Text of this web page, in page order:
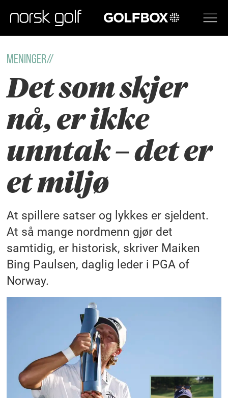
GOLFBOX
MENINGER//
Det som skjer
nå, er ikke
unntak – det er
et miljø
At spillere satser og lykkes er sjeldent.
At så mange nordmenn gjør det
samtidig, er historisk, skriver Maiken
Bing Paulsen, daglig leder i PGA of
Norway.